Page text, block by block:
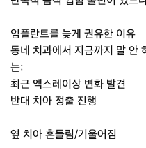
임플란트를 늦게 권유한 이유
동네 치과에서 지금까지 말 안
는:
최근 엑스레이상 변화 발견
반대 치아 정출 진행
옆 치아 흔들림/기울어짐